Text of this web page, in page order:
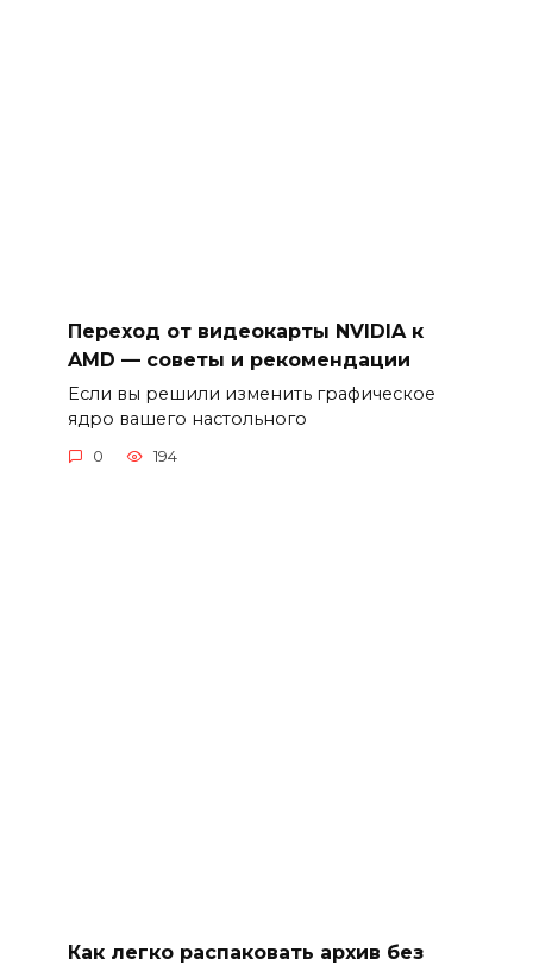
Переход от видеокарты NVIDIA к
AMD — советы и рекомендации
Если вы решили изменить графическое
ядро вашего настольного
0 194
Как легко распаковать архив без